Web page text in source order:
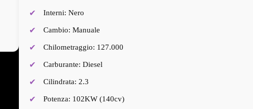
Interni: Nero
Cambio: Manuale
Chilometraggio: 127.000
Carburante: Diesel
Cilindrata: 2.3
Potenza: 102KW (140cv)